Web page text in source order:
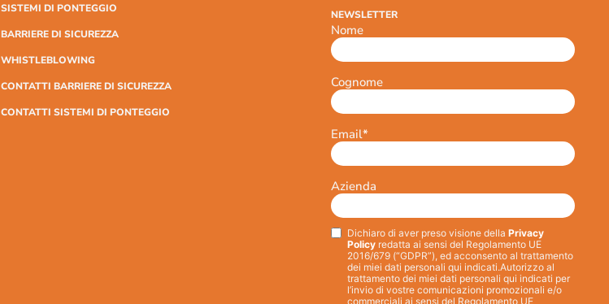
SISTEMI DI PONTEGGIO
BARRIERE DI SICUREZZA
WHISTLEBLOWING
CONTATTI BARRIERE DI SICUREZZA
CONTATTI SISTEMI DI PONTEGGIO
NEWSLETTER
Nome
Cognome
Email*
Azienda
Privacy*
Dichiaro di aver preso visione della Privacy
Policy redatta ai sensi del Regolamento UE
2016/679 (“GDPR”), ed acconsento al trattamento
dei miei dati personali qui indicati.Autorizzo al
trattamento dei miei dati personali qui indicati per
l’invio di vostre comunicazioni promozionali e/o
commerciali ai sensi del Regolamento UE